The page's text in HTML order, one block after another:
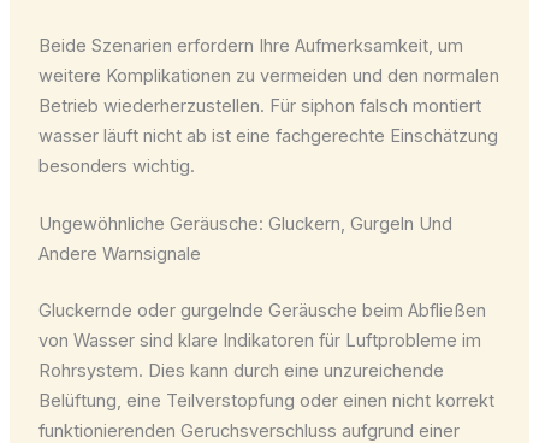
Beide Szenarien erfordern Ihre Aufmerksamkeit, um
weitere Komplikationen zu vermeiden und den normalen
Betrieb wiederherzustellen. Für siphon falsch montiert
wasser läuft nicht ab ist eine fachgerechte Einschätzung
besonders wichtig.
Ungewöhnliche Geräusche: Gluckern, Gurgeln Und
Andere Warnsignale
Gluckernde oder gurgelnde Geräusche beim Abfließen
von Wasser sind klare Indikatoren für Luftprobleme im
Rohrsystem. Dies kann durch eine unzureichende
Belüftung, eine Teilverstopfung oder einen nicht korrekt
funktionierenden Geruchsverschluss aufgrund einer